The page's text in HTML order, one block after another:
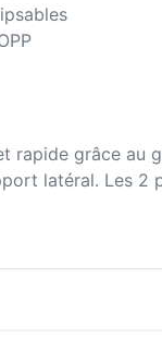
rapide grâce au
latéral. Les 2